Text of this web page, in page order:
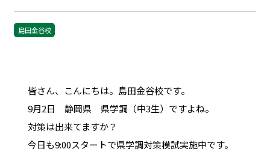
島田金谷校
皆さん、こんにちは。島田金谷校です。
9月2日 静岡県 県学調（中3生）ですよね。
対策は出来てますか？
今日も9:00スタートで県学調対策模試実施中です。